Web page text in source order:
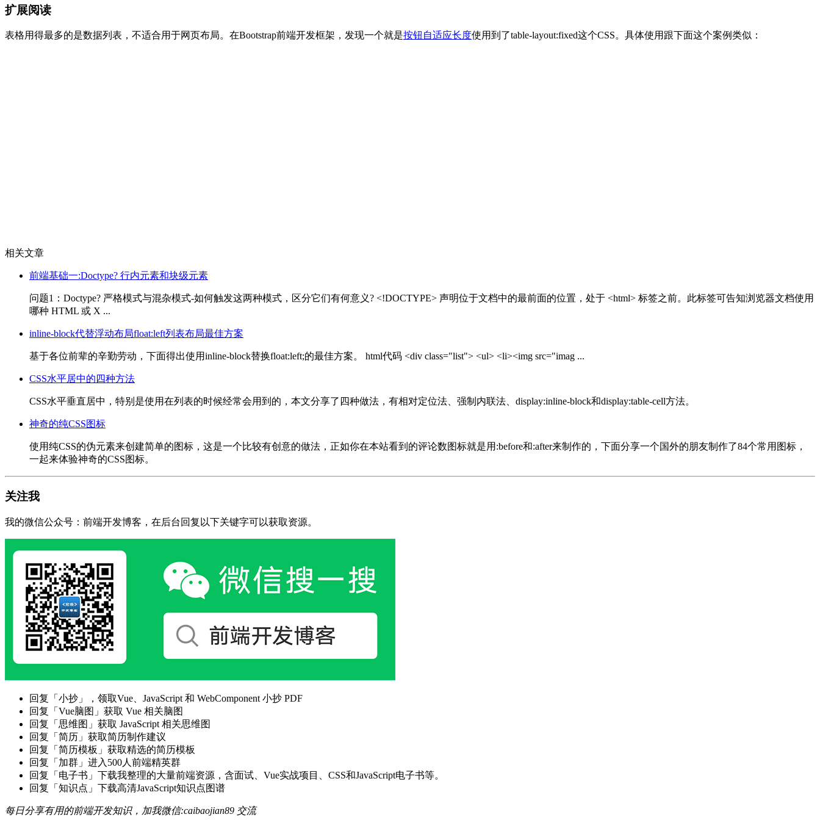
扩展阅读
表格用得最多的是数据列表，不适合用于网页布局。在Bootstrap前端开发框架，发现一个就是按钮自适应长度使用到了table-layout:fixed这个CSS。具体使用跟下面这个案例类似：
相关文章
前端基础一:Doctype? 行内元素和块级元素
问题1：Doctype? 严格模式与混杂模式-如何触发这两种模式，区分它们有何意义? <!DOCTYPE> 声明位于文档中的最前面的位置，处于 <html> 标签之前。此标签可告知浏览器文档使用
哪种 HTML 或 X ...
inline-block代替浮动布局float:left列表布局最佳方案
基于各位前辈的辛勤劳动，下面得出使用inline-block替换float:left;的最佳方案。 html代码 <div class="list"> <ul> <li><img src="imag ...
CSS水平居中的四种方法
CSS水平垂直居中，特别是使用在列表的时候经常会用到的，本文分享了四种做法，有相对定位法、强制内联法、display:inline-block和display:table-cell方法。
神奇的纯CSS图标
使用纯CSS的伪元素来创建简单的图标，这是一个比较有创意的做法，正如你在本站看到的评论数图标就是用:before和:after来制作的，下面分享一个国外的朋友制作了84个常用图标，
一起来体验神奇的CSS图标。
关注我
我的微信公众号：前端开发博客，在后台回复以下关键字可以获取资源。
回复「小抄」，领取Vue、JavaScript 和 WebComponent 小抄 PDF
回复「Vue脑图」获取 Vue 相关脑图
回复「思维图」获取 JavaScript 相关思维图
回复「简历」获取简历制作建议
回复「简历模板」获取精选的简历模板
回复「加群」进入500人前端精英群
回复「电子书」下载我整理的大量前端资源，含面试、Vue实战项目、CSS和JavaScript电子书等。
回复「知识点」下载高清JavaScript知识点图谱
每日分享有用的前端开发知识，加我微信:caibaojian89 交流